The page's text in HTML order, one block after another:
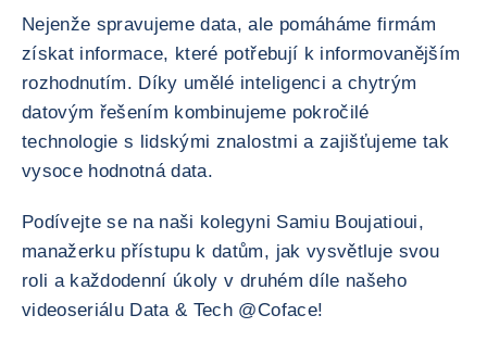
Nejenže spravujeme data, ale pomáháme firmám
získat informace, které potřebují k informovanějším
rozhodnutím. Díky umělé inteligenci a chytrým
datovým řešením kombinujeme pokročilé
technologie s lidskými znalostmi a zajišťujeme tak
vysoce hodnotná data.
Podívejte se na naši kolegyni Samiu Boujatioui,
manažerku přístupu k datům, jak vysvětluje svou
roli a každodenní úkoly v druhém díle našeho
videoseriálu Data & Tech @Coface!